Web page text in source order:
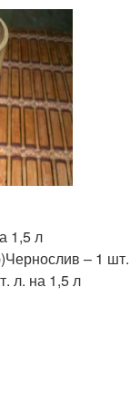
1,5 л
– 1 шт.
л. на 1,5 л